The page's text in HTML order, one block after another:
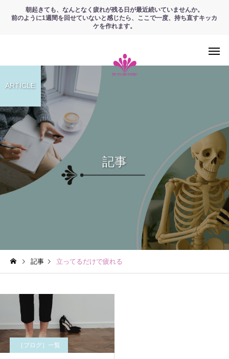
朝起きても、なんとなく疲れが残る日が最近続いていませんか。
前のように1週間を回せていないと感じたら、ここで一度、持ち直すキッカ
ケを作れます。
記事
ARTICLE
記事 立ってるだけで疲れる
［ブログ］一覧